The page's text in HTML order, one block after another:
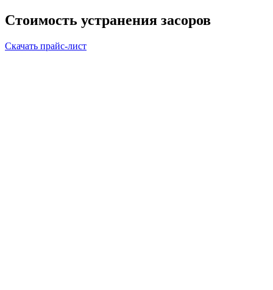
Стоимость устранения засоров
Скачать прайс-лист